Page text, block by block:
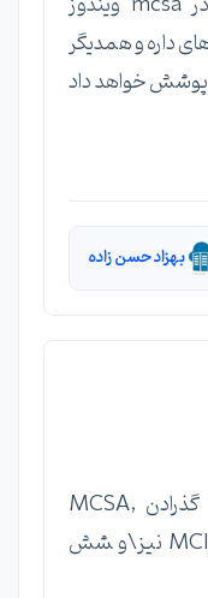
فرق های داره و همدیگر
پوشش خواهد داد
بهزاد حسن زاده
دوست عزیر منظورم اینه که با گذرادن MCSA,
MCSE Server 2012 مباحث MCITP‌ نیز\و ‍‍‍شش